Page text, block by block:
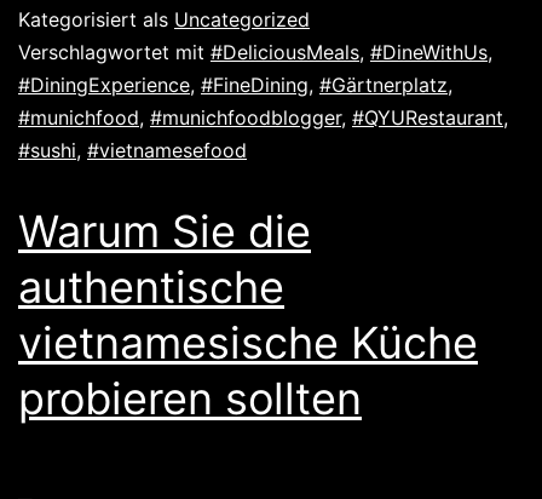
Kategorisiert als Uncategorized
Verschlagwortet mit #DeliciousMeals, #DineWithUs,
#DiningExperience, #FineDining, #Gärtnerplatz,
#munichfood, #munichfoodblogger, #QYURestaurant,
#sushi, #vietnamesefood
Warum Sie die
authentische
vietnamesische Küche
probieren sollten